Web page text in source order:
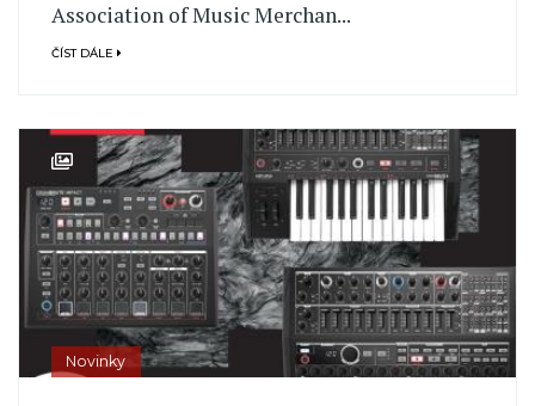
Association of Music Merchan...
ČÍST DÁLE
Novinky